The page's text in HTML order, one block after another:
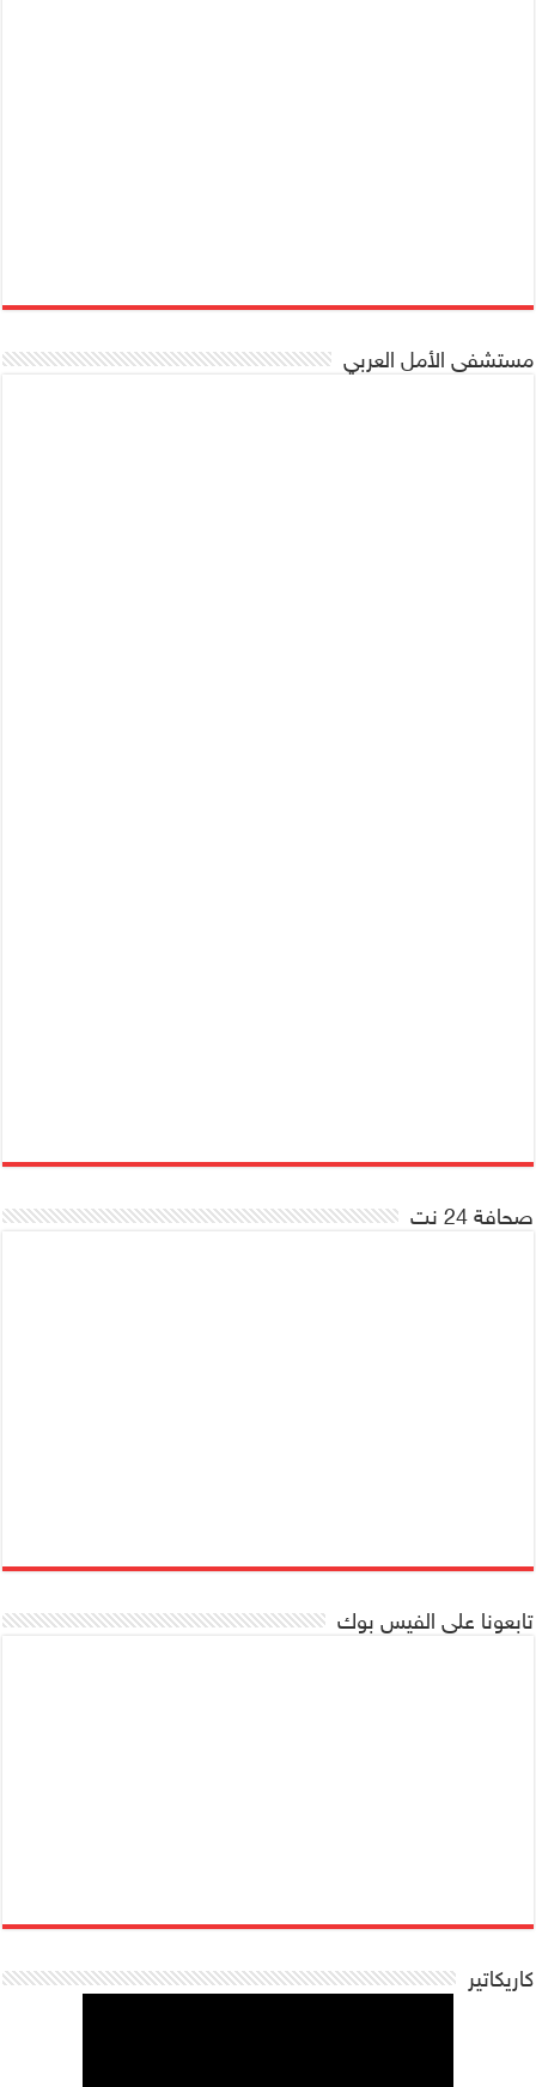
مستشفى الأمل العربي
صحافة 24 نت
تابعونا على الفيس بوك
كاريكاتير